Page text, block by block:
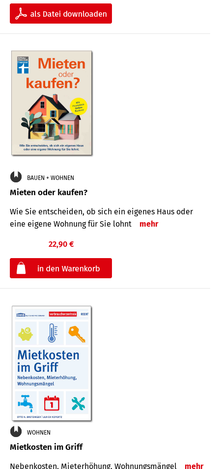
BAUEN + WOHNEN
Mieten oder kaufen?
Wie Sie entscheiden, ob sich ein eigenes Haus oder
eine eigene Wohnung für Sie lohnt
mehr
22,90 €
WOHNEN
Mietkosten im Griff
Nebenkosten, Mieterhöhung, Wohnungsmängel mehr